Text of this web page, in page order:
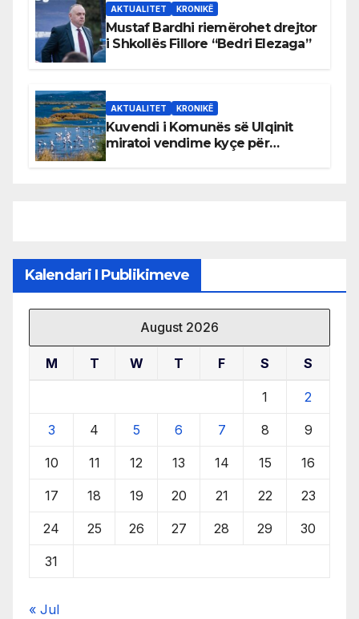
AKTUALITET KRONIKË
Mustaf Bardhi riemërohet drejtor
i Shkollës Fillore “Bedri Elezaga”
AKTUALITET KRONIKË
Kuvendi i Komunës së Ulqinit
miratoi vendime kyçe për
Kalendari I Publikimeve
August 2026
M T W T F S S
1 2
3 4 5 6 7 8 9
10 11 12 13 14 15 16
17 18 19 20 21 22 23
24 25 26 27 28 29 30
31
« Jul